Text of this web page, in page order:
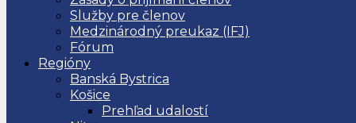
Služby pre členov
Medzinárodný preukaz (IFJ)
Fórum
Regióny
Banská Bystrica
Košice
Prehľad udalostí